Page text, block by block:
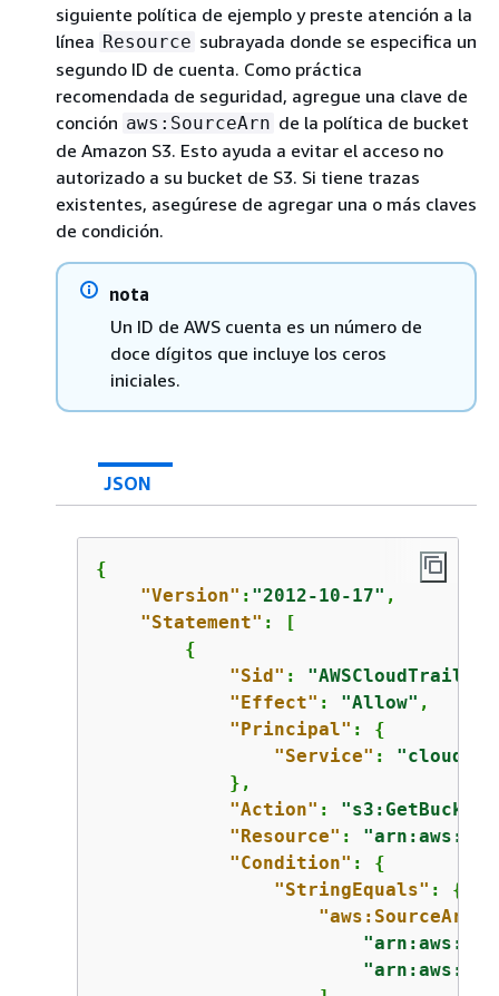
siguiente política de ejemplo y preste atención a la
línea Resource subrayada donde se especifica un
segundo ID de cuenta. Como práctica
recomendada de seguridad, agregue una clave de
conción aws:SourceArn de la política de bucket
de Amazon S3. Esto ayuda a evitar el acceso no
autorizado a su bucket de S3. Si tiene trazas
existentes, asegúrese de agregar una o más claves
de condición.
nota
Un ID de AWS cuenta es un número de
doce dígitos que incluye los ceros
iniciales.
JSON
{
"Version" : "2012-10-17" ,
"Statement" : [
{
"Sid" :
"Effect" : "Allow" ,
"Principal" : {
"Service" :
            },
"Action" :
"Resource" :
"Condition" : {
"StringEquals" : {
"aws:SourceArn"